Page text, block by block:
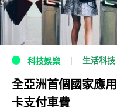
科技娛樂 生活科技
全亞洲首個國家應
卡支付車費